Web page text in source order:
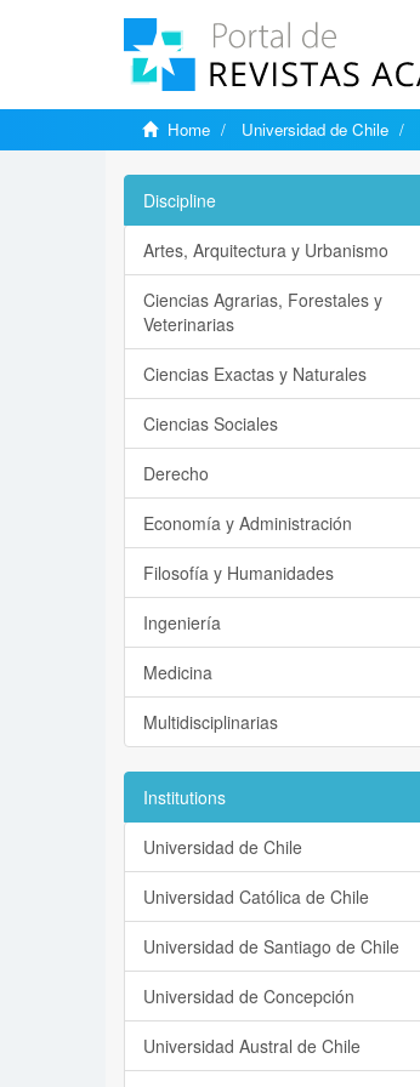
Home Universidad de Chile
Discipline
Artes, Arquitectura y Urbanismo
Ciencias Agrarias, Forestales y
Veterinarias
Ciencias Exactas y Naturales
Ciencias Sociales
Derecho
Economía y Administración
Filosofía y Humanidades
Ingeniería
Medicina
Multidisciplinarias
Institutions
Universidad de Chile
Universidad Católica de Chile
Universidad de Santiago de Chile
Universidad de Concepción
Universidad Austral de Chile